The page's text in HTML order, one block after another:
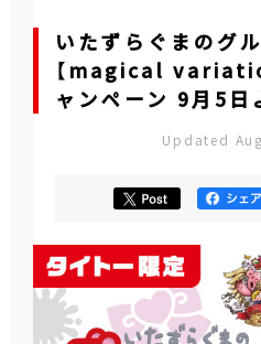
いたずらぐまのグ
【magical
ャンペーン 9月5日
Updated